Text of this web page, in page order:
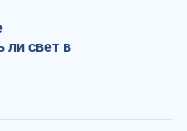
ли свет в